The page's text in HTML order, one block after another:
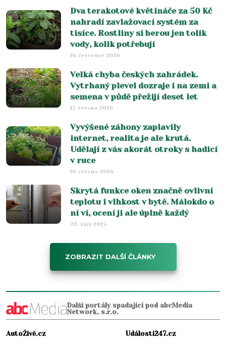
Dva terakotové květináče za 50 Kč
nahradí zavlažovací systém za
tisíce. Rostliny si berou jen tolik
vody, kolik potřebují
10. července 2026
Velká chyba českých zahrádek.
Vytrhaný plevel dozraje i na zemi a
semena v půdě přežijí deset let
17. června 2026
Vyvýšené záhony zaplavily
internet, realita je ale krutá.
Udělají z vás akorát otroky s hadicí
v ruce
16. června 2026
Skrytá funkce oken značně ovlivní
teplotu i vlhkost v bytě. Málokdo o
ní ví, ocení ji ale úplně každý
22. září 2025
ZOBRAZIT DALŠÍ ČLÁNKY
Další portály spadající pod abcMedia
Network, s.r.o.
AutoŽivě.cz
Události247.cz